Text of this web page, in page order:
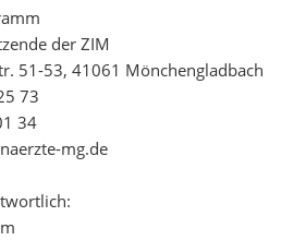
der ZIM
51-53, 41061 Mönchengladbach
73
34
mg.de